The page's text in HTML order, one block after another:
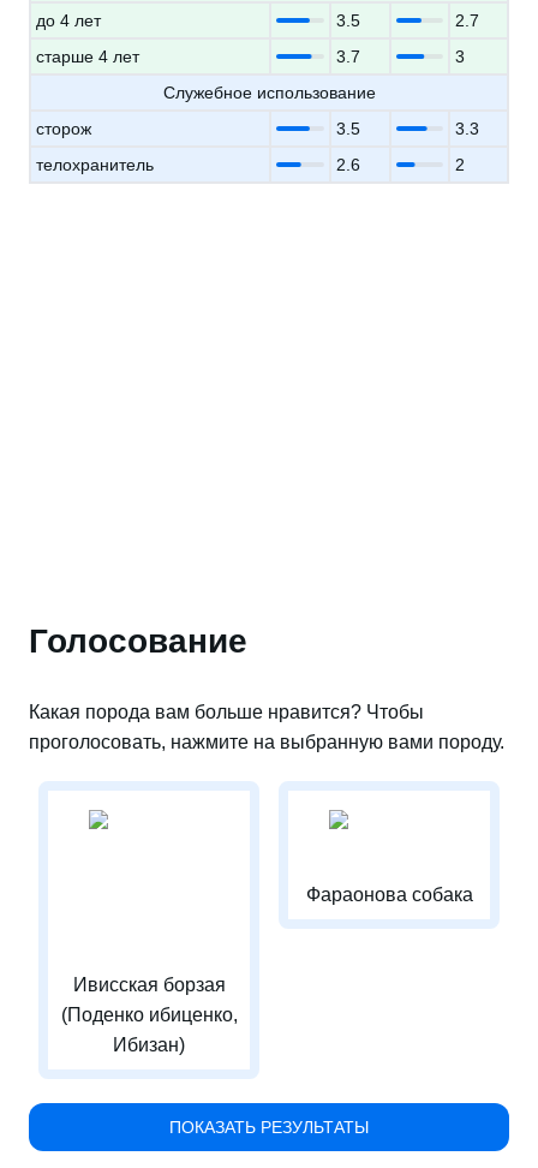
до 4 лет
3.5
2.7
старше 4 лет
3.7
3
Служебное использование
сторож
3.5
3.3
телохранитель
2.6 2
Голосование
Какая порода вам больше нравится? Чтобы
проголосовать, нажмите на выбранную вами породу.
Ивисская борзая
(Поденко ибиценко,
Ибизан)
Фараонова собака
ПОКАЗАТЬ РЕЗУЛЬТАТЫ